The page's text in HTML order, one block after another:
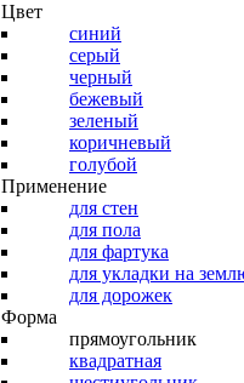
Цвет
синий
серый
черный
бежевый
зеленый
коричневый
голубой
Применение
для стен
для пола
для фартука
для укладки на
для дорожек
Форма
прямоугольник
квадратная